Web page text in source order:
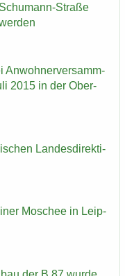
Straße
An­woh­ner­ver­samm­
2015 in der Ober­
Lan­des­di­rek­ti­
Mo­schee in Leip­